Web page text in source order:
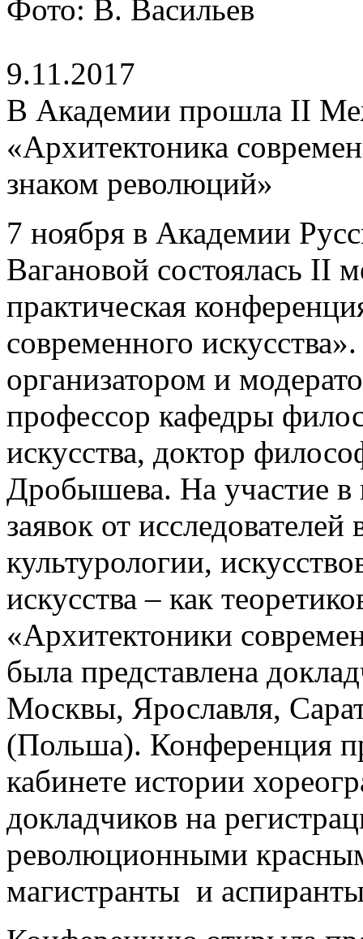
Фото: В. Васильев
9.11.2017
В Академии прошла II
«Архитектоника
знаком революций»
7 ноября в Академии
Вагановой состоялась II
практическая
современного
организатором и
профессор кафедры
искусства, доктор
Дробышева. На участие
заявок от
культурологии,
искусства – как
«Архитектоники
была представлена
Москвы, Ярославля,
(Польша). Конференция
кабинете истории
докладчиков на
революционными
магистранты и